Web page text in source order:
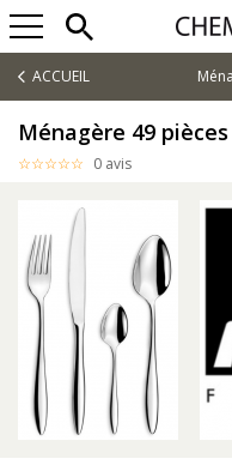
ACCUEIL
Ménagère 49
0 avis